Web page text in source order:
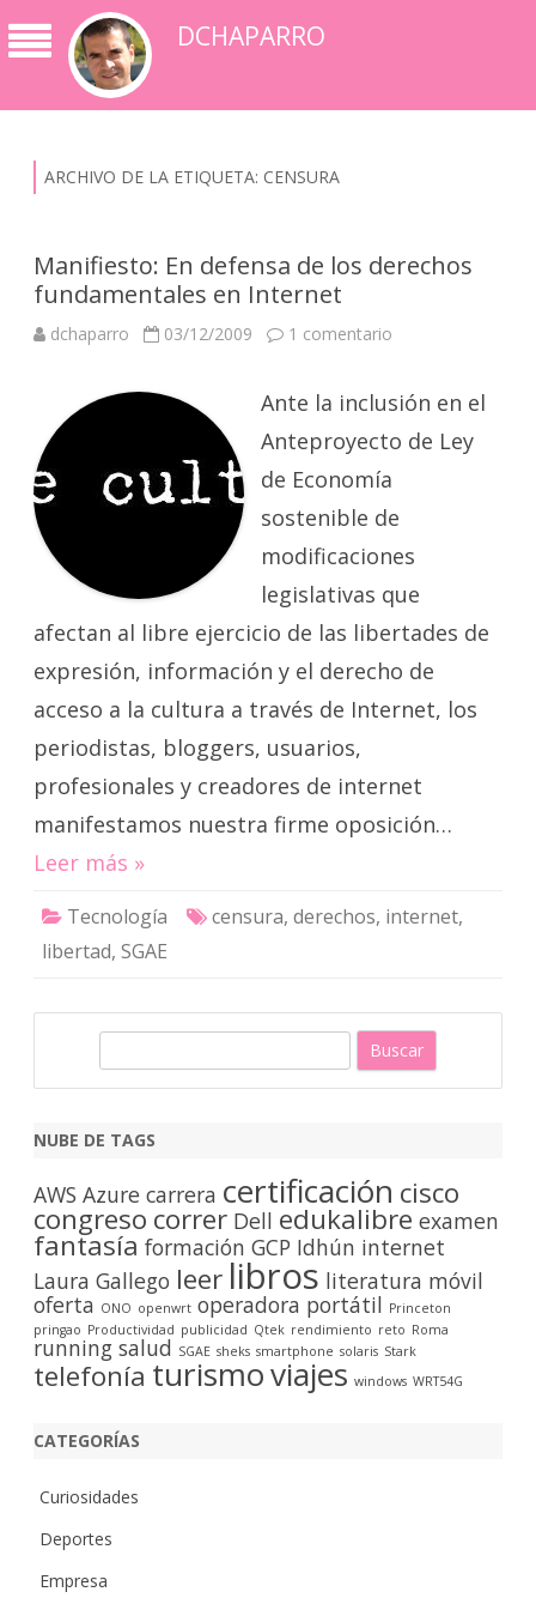
DCHAPARRO
ARCHIVO DE LA ETIQUETA: CENSURA
Manifiesto: En defensa de los derechos
fundamentales en Internet
dchaparro 03/12/2009 1 comentario
de
los
derechos
fundamentales
Ante la inclusión en el
Anteproyecto de Ley
de Economía
sostenible de
modificaciones
legislativas que
afectan al libre ejercicio de las libertades de
expresión, información y el derecho de
acceso a la cultura a través de Internet, los
periodistas, bloggers, usuarios,
profesionales y creadores de internet
manifestamos nuestra firme oposición…
Leer más »
Tecnología censura, derechos, internet,
libertad, SGAE
c
r
NUBE DE TAGS
AWS Azure carrera certificación cisco
congreso correr Dell edukalibre examen
fantasía formación GCP Idhún internet
Laura Gallego leer libros literatura móvil
oferta ONO openwrt operadora portátil Princeton
pringao Productividad publicidad Qtek rendimiento reto Roma
running salud SGAE sheks smartphone solaris Stark
telefonía turismoviajes windows WRT54G
CATEGORÍAS
Curiosidades
Deportes
Empresa